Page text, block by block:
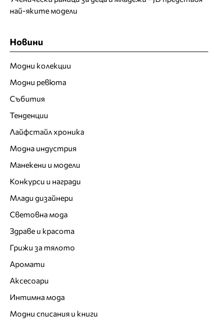
най-яките модели
Новини
Модни колекции
Модни ревюта
Събития
Тенденции
Лайфстайл хроника
Модна индустрия
Манекени и модели
Конкурси и награди
Млади дизайнери
Световна мода
Здраве и красота
Грижи за тялото
Аромати
Аксесоари
Интимна мода
Модни списания и книги